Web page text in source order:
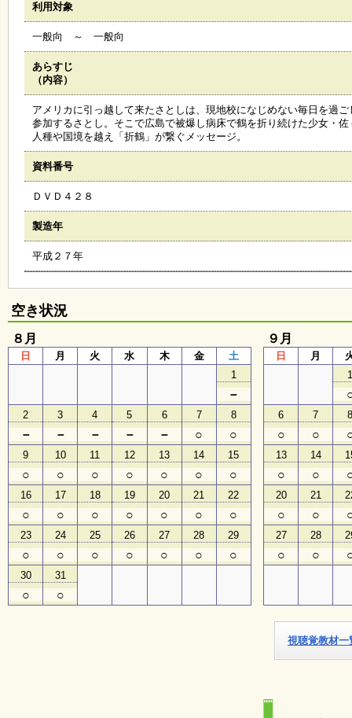
会
ギ
リ
ラ
ン
ガ
ち
ょ
う
並
木
ど
も
向
け
イ
ベ
ン
ト
ガ
イ
ド
メ
利用対象
一般向 ～ 一般向
あらすじ
（内容）
アメリカに引っ越して来たさとしは、現地校になじめない毎日を過
参加するさとし。そこで広島で被爆し病床で鶴を折り続けた少女・
人種や国境を越え「折鶴」が繋ぐメッセージ。
資料番号
ＤＶＤ４２８
製造年
平成２７年
空き状況
８月
日 月 火 水 木 金
土
1
－
2
－
3
－
4
－
5
－
6
－
7
○
8
○
9
○
10
○
11
○
12
○
13
○
14
○
15
○
16
○
17
○
18
○
19
○
20
○
21
○
22
○
23
○
24
○
25
○
26
○
27
○
28
○
29
○
30
○
31
○
９月
日 月
6
○
7
○
13
○
14
○
20
○
21
○
27
○
28
○
視聴覚教材一